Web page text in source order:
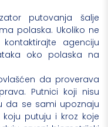
putovanja šalje
polaska. Ukoliko ne
agenciju
oko polaska na
da proverava
Putnici koji nisu
da se sami upoznaju
putuju i kroz koje